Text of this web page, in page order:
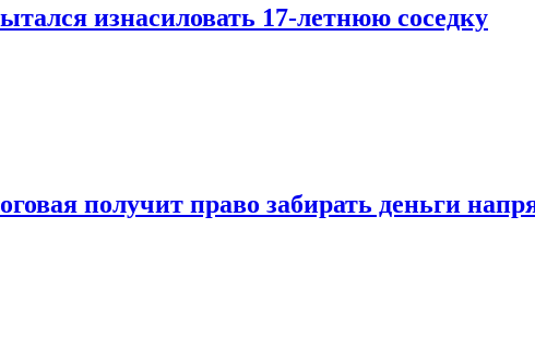
изнасиловать 17-летнюю соседку
получит право забирать деньги